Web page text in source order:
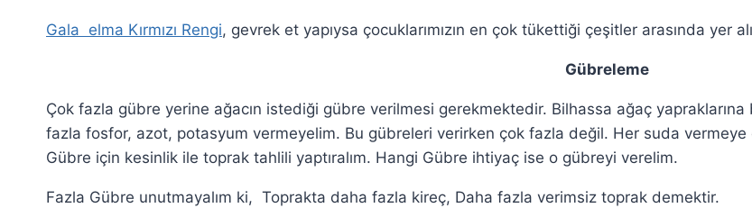
Gala elma Kırmızı Rengi, gevrek et yapıysa çocuklarımızın en çok tükettiği çeşitler arasında yer
Gübreleme
Çok fazla gübre yerine ağacın istediği gübre verilmesi gerekmektedir. Bilhassa ağaç
fazla fosfor, azot, potasyum vermeyelim. Bu gübreleri verirken çok fazla değil. Her suda vermeye
Gübre için kesinlik ile toprak tahlili yaptıralım. Hangi Gübre ihtiyaç ise o gübreyi verelim.
Fazla Gübre unutmayalım ki, Toprakta daha fazla kireç, Daha fazla verimsiz toprak demektir.